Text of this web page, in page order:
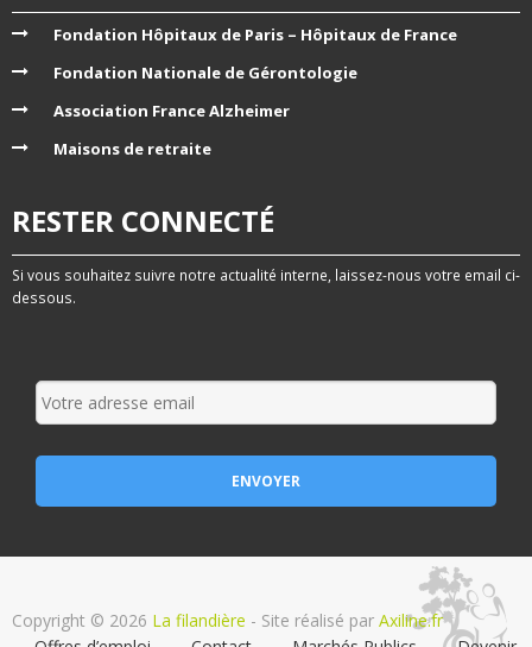
Fondation Hôpitaux de Paris – Hôpitaux de France
Fondation Nationale de Gérontologie
Association France Alzheimer
Maisons de retraite
RESTER CONNECTÉ
Si vous souhaitez suivre notre actualité interne, laissez-nous votre email ci-
dessous.
Copyright © 2026 La filandière - Site réalisé par Axiline.fr